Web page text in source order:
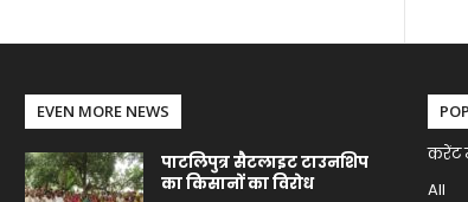
EVEN MORE NEWS
पाटलिपुत्र सैटलाइट टाउनशिप
का किसानों का विरोध
करेंट
All